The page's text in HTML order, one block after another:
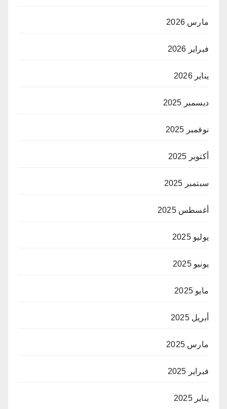
مارس 2026
فبراير 2026
يناير 2026
ديسمبر 2025
نوفمبر 2025
أكتوبر 2025
سبتمبر 2025
أغسطس 2025
يوليو 2025
يونيو 2025
مايو 2025
أبريل 2025
مارس 2025
فبراير 2025
يناير 2025